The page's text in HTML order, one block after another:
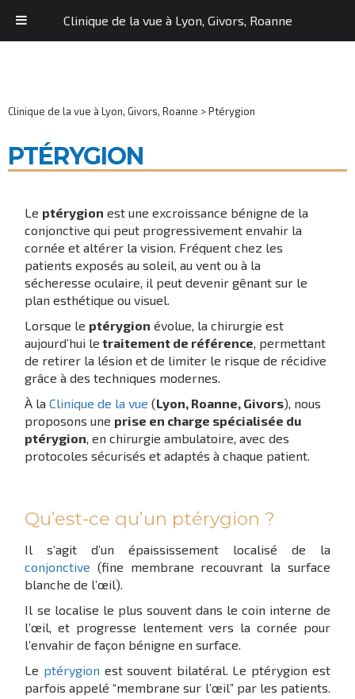
Clinique de la vue à Lyon, Givors, Roanne >Ptérygion
PTÉRYGION
Le ptérygion est une excroissance bénigne de la
conjonctive qui peut progressivement envahir la
cornée et altérer la vision. Fréquent chez les
patients exposés au soleil, au vent ou à la
sécheresse oculaire, il peut devenir gênant sur le
plan esthétique ou visuel.
Lorsque le ptérygion évolue, la chirurgie est
aujourd’hui le traitement de référence, permettant
de retirer la lésion et de limiter le risque de récidive
grâce à des techniques modernes.
À laClinique de la vue (Lyon, Roanne, Givors), nous
proposons une prise en charge spécialisée du
ptérygion, en chirurgie ambulatoire, avec des
protocoles sécurisés et adaptés à chaque patient.
Qu’est-ce qu’un ptérygion ?
Il s’agit d’un épaississement localisé de la
conjonctive (fine membrane recouvrant la surface
blanche de l’œil).
Il se localise le plus souvent dans le coin interne de
l’œil, et progresse lentement vers la cornée pour
l’envahir de façon bénigne en surface.
Le ptérygion est souvent bilatéral. Le ptérygion est
parfois appelé “membrane sur l’œil” par les patients.
Clinique de la vue à Lyon, Givors, Roanne